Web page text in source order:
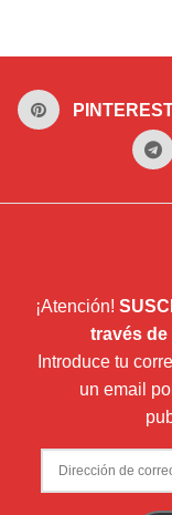
¡Atención!
través
Introduce tu
un email
Dirección
de